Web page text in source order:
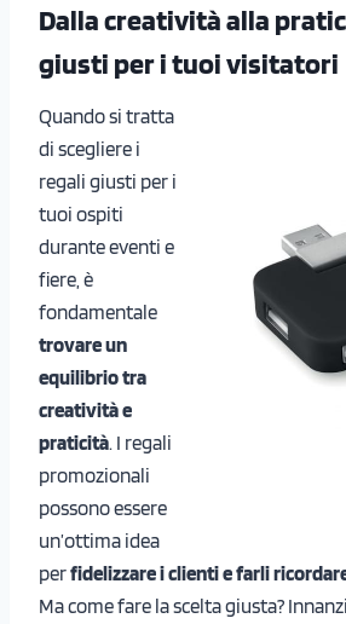
Dalla creatività alla
giusti per i tuoi visitatori
Quando si tratta
di scegliere i
regali giusti per i
tuoi ospiti
durante eventi e
fiere, è
fondamentale
trovare un
equilibrio tra
creatività e
praticità. I regali
promozionali
possono essere
un’ottima idea
perfidelizzare i clienti e farli
Ma come fare la scelta giusta?